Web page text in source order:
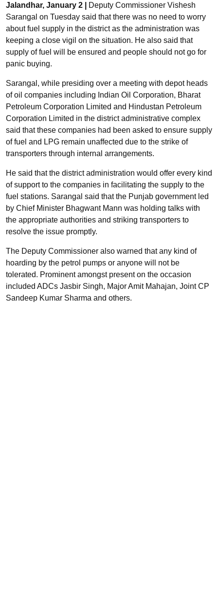
Jalandhar, January 2 |
Deputy Commissioner Vishesh
Sarangal on Tuesday said that there was no need to worry
about fuel supply in the district as the administration was
keeping a close vigil on the situation. He also said that
supply of fuel will be ensured and people should not go for
panic buying.
Sarangal, while presiding over a meeting with depot heads
of oil companies including Indian Oil Corporation, Bharat
Petroleum Corporation Limited and Hindustan Petroleum
Corporation Limited in the district administrative complex
said that these companies had been asked to ensure supply
of fuel and LPG remain unaffected due to the strike of
transporters through internal arrangements.
He said that the district administration would offer every kind
of support to the companies in facilitating the supply to the
fuel stations. Sarangal said that the Punjab government led
by Chief Minister Bhagwant Mann was holding talks with
the appropriate authorities and striking transporters to
resolve the issue promptly.
The Deputy Commissioner also warned that any kind of
hoarding by the petrol pumps or anyone will not be
tolerated. Prominent amongst present on the occasion
included ADCs Jasbir Singh, Major Amit Mahajan, Joint CP
Sandeep Kumar Sharma and others.